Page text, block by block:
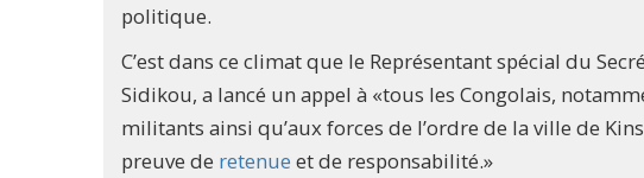
politique.
C’est dans ce climat que le Représentant spécial du
Sidikou, a lancé un appel à «tous les Congolais,
militants ainsi qu’aux forces de l’ordre de la ville de
preuve de retenue et de responsabilité.»